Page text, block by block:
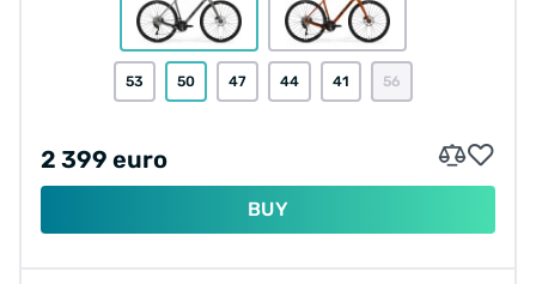
53 50 47 44 41 56
2 399 euro
BUY